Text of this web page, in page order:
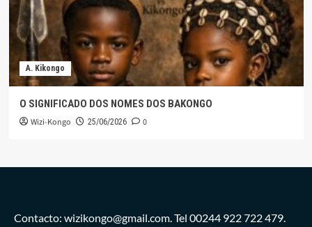
A. Kikongo
O SIGNIFICADO DOS NOMES DOS BAKONGO
Wizi-Kongo 25/06/2026 0
Contacto: wizikongo@gmail.com. Tel 00244 922 722 479.